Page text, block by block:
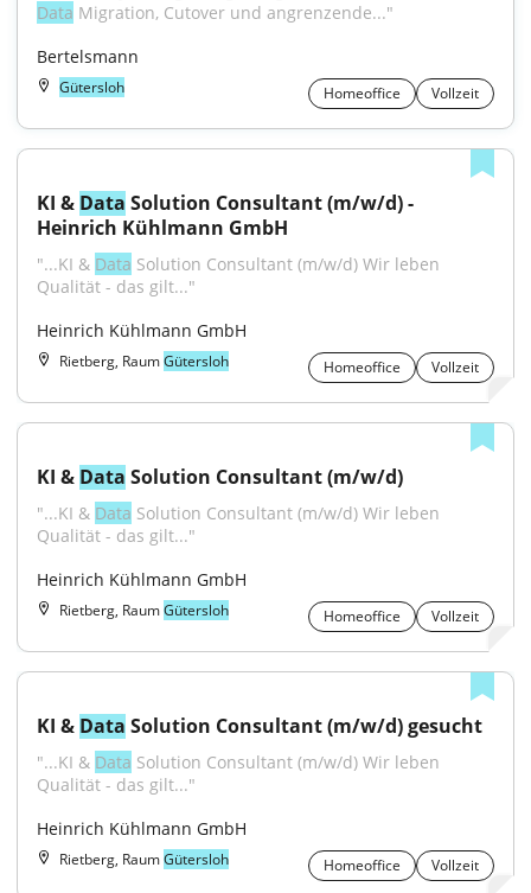
Data Migration, Cutover und angrenzende..."
Bertelsmann
Gütersloh Homeoffice Vollzeit
KI & Data Solution Consultant (m/w/d) -
Heinrich Kühlmann GmbH
"...KI & Data Solution Consultant (m/w/d) Wir leben
Qualität - das gilt..."
Heinrich Kühlmann GmbH
Rietberg, RaumGütersloh Homeoffice Vollzeit
KI & Data Solution Consultant (m/w/d)
"...KI & Data Solution Consultant (m/w/d) Wir leben
Qualität - das gilt..."
Heinrich Kühlmann GmbH
Rietberg, RaumGütersloh Homeoffice Vollzeit
KI & Data Solution Consultant (m/w/d) gesucht
"...KI & Data Solution Consultant (m/w/d) Wir leben
Qualität - das gilt..."
Heinrich Kühlmann GmbH
Rietberg, RaumGütersloh Homeoffice Vollzeit